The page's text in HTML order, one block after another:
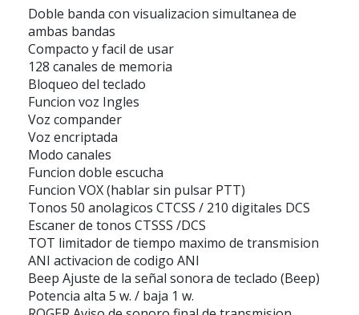
Doble banda con visualizacion simultanea de
ambas bandas
Compacto y facil de usar
128 canales de memoria
Bloqueo del teclado
Funcion voz Ingles
Voz compander
Voz encriptada
Modo canales
Funcion doble escucha
Funcion VOX (hablar sin pulsar PTT)
Tonos 50 anolagicos CTCSS / 210 digitales DCS
Escaner de tonos CTSSS /DCS
TOT limitador de tiempo maximo de transmision
ANI activacion de codigo ANI
Beep Ajuste de la señal sonora de teclado (Beep)
Potencia alta 5 w. / baja 1 w.